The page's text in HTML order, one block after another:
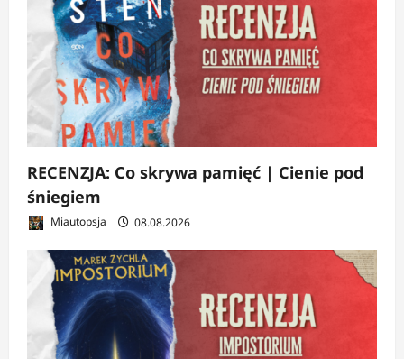
RECENZJA: Co skrywa pamięć | Cienie pod
śniegiem
Miautopsja 08.08.2026